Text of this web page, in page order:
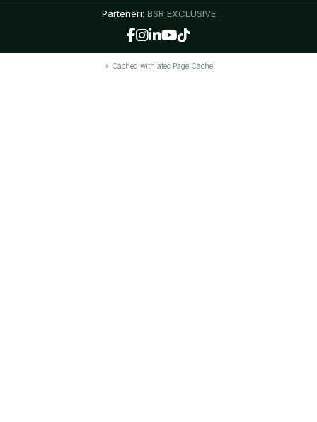
Parteneri: BSR EXCLUSIVE
⚡ Cached with atec Page Cache